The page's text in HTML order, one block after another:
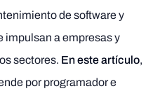
de software y
impulsan a empresas y
sectores. En este artículo,
por programador e